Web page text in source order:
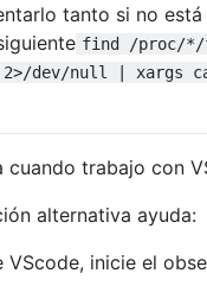
tanto si no
find /proc/*/
dev/null | xargs
trabajo con
alternativa ayuda:
inicie el